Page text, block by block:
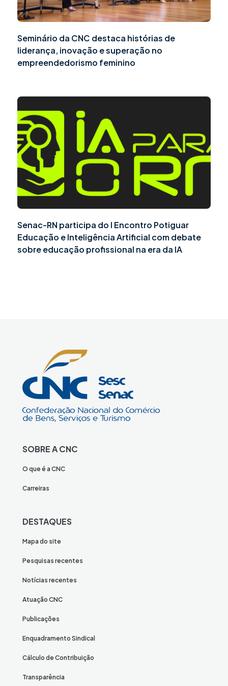
Seminário da CNC destaca histórias de
liderança, inovação e superação no
empreendedorismo feminino
Senac-RN participa do I Encontro Potiguar
Educação e Inteligência Artificial com debate
sobre educação profissional na era da IA
SOBRE A CNC
O que é a CNC
Carreiras
DESTAQUES
Mapa do site
Pesquisas recentes
Notícias recentes
Atuação CNC
Publicações
Enquadramento Sindical
Cálculo de Contribuição
Transparência